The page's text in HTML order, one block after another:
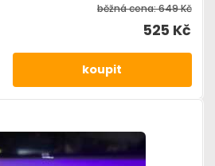
běžná cena:649 Kč
525 Kč